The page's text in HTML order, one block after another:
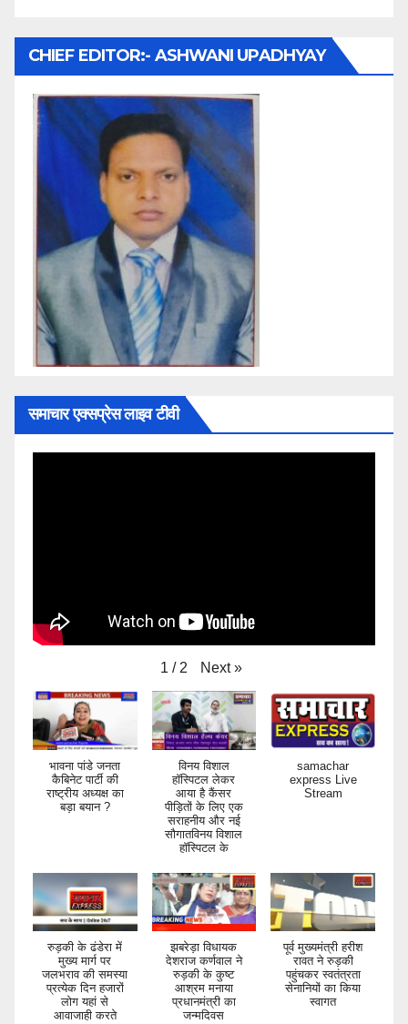
CHIEF EDITOR:- ASHWANI UPADHYAY
समाचार एक्सप्रेस लाइव टीवी
1 / 2 Next »
भावना पांडे जनता
कैबिनेट पार्टी की
राष्ट्रीय अध्यक्ष का
बड़ा बयान ?
विनय विशाल
हॉस्पिटल लेकर
आया है कैंसर
पीड़ितों के लिए एक
सराहनीय और नई
सौगातविनय विशाल
हॉस्पिटल के
samachar
express Live
Stream
रुड़की के ढंडेरा में
मुख्य मार्ग पर
जलभराव की समस्या
प्रत्येक दिन हजारों
लोग यहां से
आवाजाही करते
झबरेड़ा विधायक
देशराज कर्णवाल ने
रुड़की के कुष्ट
आश्रम मनाया
प्रधानमंत्री का
जन्मदिवस
पूर्व मुख्यमंत्री हरीश
रावत ने रुड़की
पहुंचकर स्वतंत्रता
सेनानियों का किया
स्वागत